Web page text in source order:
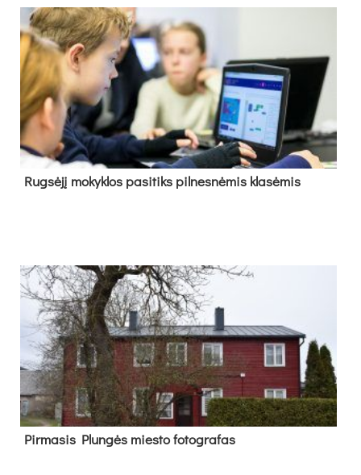
Rug­sė­jį mo­kyk­los pa­si­tiks pil­nes­nė­mis kla­sė­mis
Pir­ma­sis Plun­gės mies­to fo­tog­ra­fas